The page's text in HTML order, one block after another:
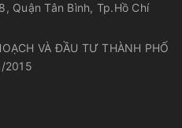
ngon hơn.
Quận Tân Bình, Tp.Hồ Chí
VÀ ĐẦU TƯ THÀNH PHỐ
2015